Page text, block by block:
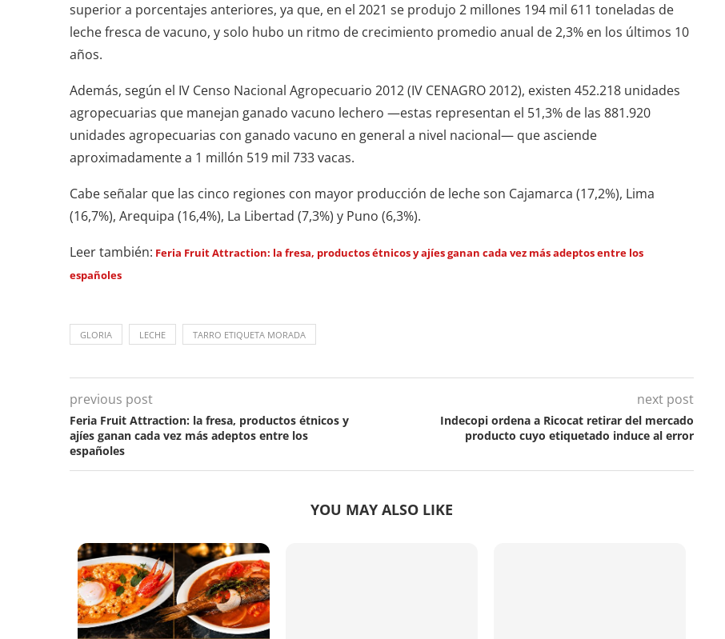
superior a porcentajes anteriores, ya que, en el 2021 se produjo 2 millones 194 mil 611 toneladas de
leche fresca de vacuno, y solo hubo un ritmo de crecimiento promedio anual de 2,3% en los últimos 10
años.
Además, según el IV Censo Nacional Agropecuario 2012 (IV CENAGRO 2012), existen 452.218 unidades
agropecuarias que manejan ganado vacuno lechero —estas representan el 51,3% de las 881.920
unidades agropecuarias con ganado vacuno en general a nivel nacional— que asciende
aproximadamente a 1 millón 519 mil 733 vacas.
Cabe señalar que las cinco regiones con mayor producción de leche son Cajamarca (17,2%), Lima
(16,7%), Arequipa (16,4%), La Libertad (7,3%) y Puno (6,3%).
Leer también: Feria Fruit Attraction: la fresa, productos étnicos y ajíes ganan cada vez más adeptos entre los
españoles
GLORIA LECHE TARRO ETIQUETA MORADA
previous post
Feria Fruit Attraction: la fresa, productos étnicos y
ajíes ganan cada vez más adeptos entre los
españoles
next post
Indecopi ordena a Ricocat retirar del mercado
producto cuyo etiquetado induce al error
YOU MAY ALSO LIKE